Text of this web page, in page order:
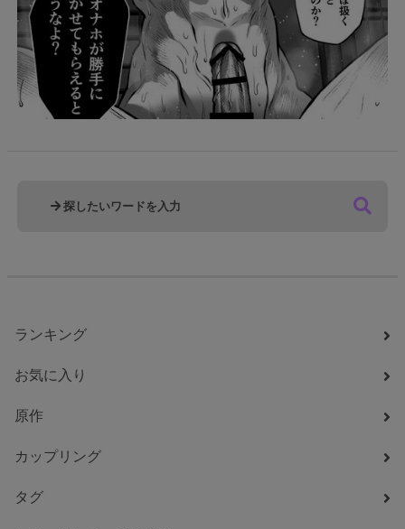
ランキング
お気に入り
原作
カップリング
タグ